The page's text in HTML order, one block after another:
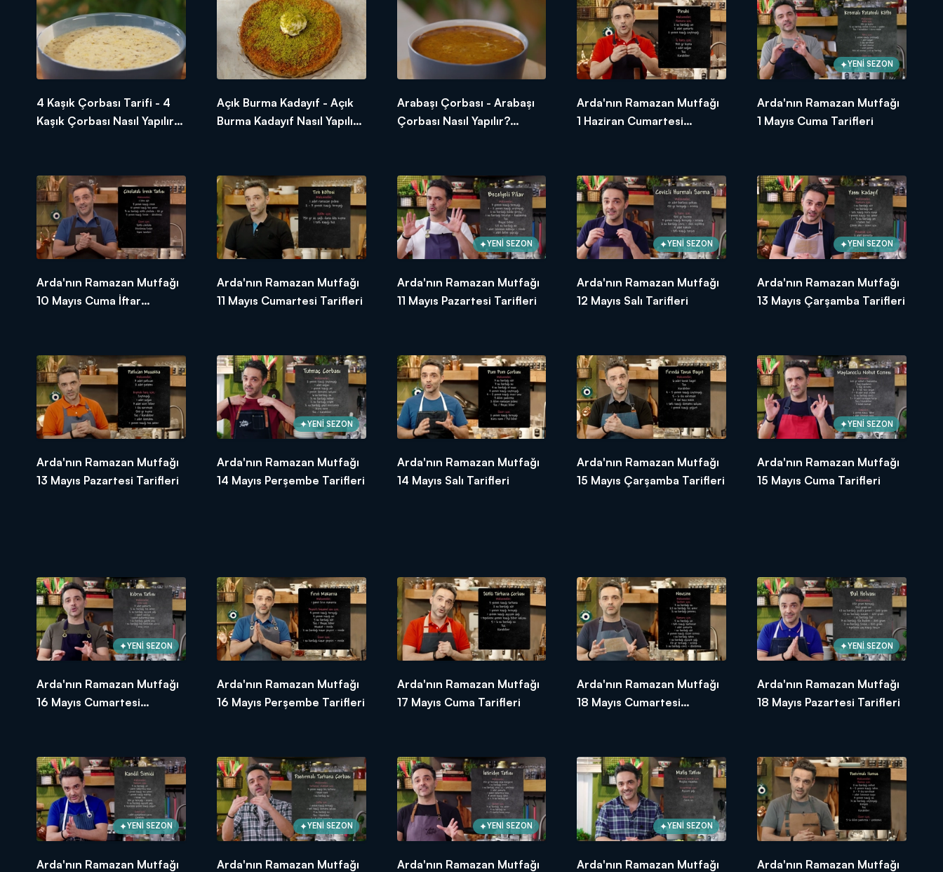
1 adet kırmızı kapya biber
2 adet yeşil biber
2 adet domates
1 tatlı kaşığı domates salçası
1/2 su bardağı su
için tek yapmanız gereken "Arda'nın Ramazan Mutfağı"nı izlemek!
4 Kaşık Çorbası Tarifi - 4
Kaşık Çorbası Nasıl Yapılır?
Açık Burma Kadayıf - Açık
Burma Kadayıf Nasıl Yapılır?
Arabaşı Çorbası - Arabaşı
Çorbası Nasıl Yapılır?
Arda'nın Ramazan Mutfağı
1 Haziran Cumartesi
YENİ SEZON
Arda'nın Ramazan Mutfağı
1 Mayıs Cuma Tarifleri
Arda'nın Ramazan Mutfağı
10 Mayıs Cuma İftar
Arda'nın Ramazan Mutfağı
11 Mayıs Cumartesi Tarifleri
YENİ SEZON
Arda'nın Ramazan Mutfağı
11 Mayıs Pazartesi Tarifleri
YENİ SEZON
Arda'nın Ramazan Mutfağı
12 Mayıs Salı Tarifleri
YENİ SEZON
Arda'nın Ramazan Mutfağı
13 Mayıs Çarşamba Tarifleri
Arda'nın Ramazan Mutfağı
13 Mayıs Pazartesi Tarifleri
YENİ SEZON
Arda'nın Ramazan Mutfağı
14 Mayıs Perşembe Tarifleri
Arda'nın Ramazan Mutfağı
14 Mayıs Salı Tarifleri
Arda'nın Ramazan Mutfağı
15 Mayıs Çarşamba Tarifleri
YENİ SEZON
Arda'nın Ramazan Mutfağı
15 Mayıs Cuma Tarifleri
YENİ SEZON
Arda'nın Ramazan Mutfağı
16 Mayıs Cumartesi
Arda'nın Ramazan Mutfağı
16 Mayıs Perşembe Tarifleri
Arda'nın Ramazan Mutfağı
17 Mayıs Cuma Tarifleri
Arda'nın Ramazan Mutfağı
18 Mayıs Cumartesi
YENİ SEZON
Arda'nın Ramazan Mutfağı
18 Mayıs Pazartesi Tarifleri
YENİ SEZON
Arda'nın Ramazan Mutfağı
YENİ SEZON
Arda'nın Ramazan Mutfağı
YENİ SEZON
Arda'nın Ramazan Mutfağı
YENİ SEZON
Arda'nın Ramazan Mutfağı
Arda'nın Ramazan Mutfağı